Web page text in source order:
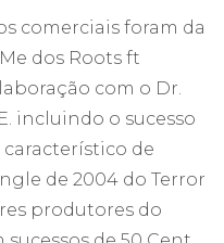
comerciais foram da
dos Roots ft
com o Dr.
incluindo o sucesso
de
de 2004 do Terror
produtores do